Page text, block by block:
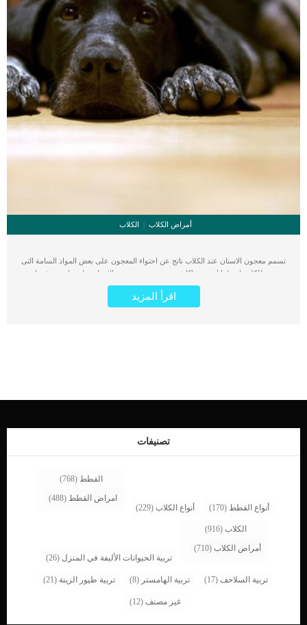
أمراض الكلاب الكلاب
تسمم معجون الاسنان عند الكلاب ناتج عن احتواء المعجون على بعض المواد السامة التى
تسبب للكلب اضطرابات ومشاكل صحية. يحتوى معجون الاسنان على مادة تعرف باسم
الاكسيليتول, وهى سامة وخطيرة جدا على الكلاب على الرغم من ان الاكسيليتول امنا
على البشر الا انه خطير جدا على الكلاب, ويسبب لهم تسمم ويظهر تأثيره بسرعة شديدة
على الكلاب. كما تتسب هذه المادة فى انخفاض نسبة السكر فى الدم, السبب الذى يهدد
اقرأ المزيد
تصنيفات
أنواع القطط (170) أنواع الكلاب (229)
القطط (768)
امراض القطط (488)
الكلاب (916)
أمراض الكلاب (710)
تربية الحيوانات الأليفة في المنزل (26)
تربية السلاحف (17) تربية الهامستر (8) تربية طيور الزينة (21)
غير مصنف (12)